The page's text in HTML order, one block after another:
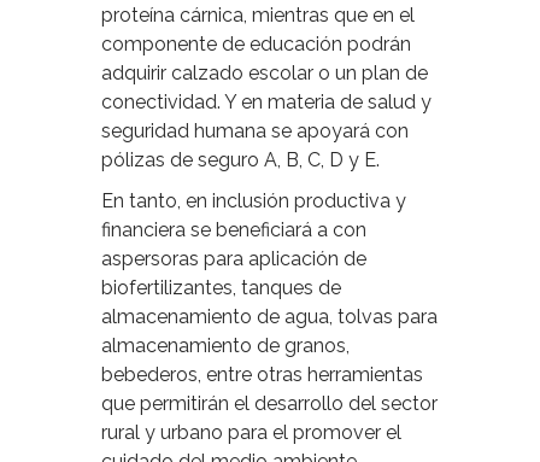
proteína cárnica, mientras que en el
componente de educación podrán
adquirir calzado escolar o un plan de
conectividad. Y en materia de salud y
seguridad humana se apoyará con
pólizas de seguro A, B, C, D y E.
En tanto, en inclusión productiva y
financiera se beneficiará a con
aspersoras para aplicación de
biofertilizantes, tanques de
almacenamiento de agua, tolvas para
almacenamiento de granos,
bebederos, entre otras herramientas
que permitirán el desarrollo del sector
rural y urbano para el promover el